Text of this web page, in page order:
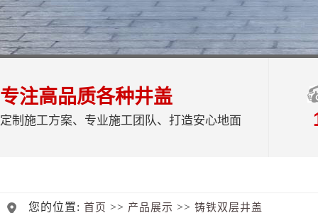
专注高品质各种井盖
定制施工方案、专业施工团队、打造安心地面
您的位置: 首页 >> 产品展示 >> 铸铁双层井盖